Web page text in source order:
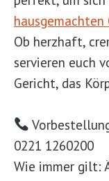
hausgemachten
Ob herzhaft,
servieren euch
Gericht, das
0221 1260200
Wie immer gilt: